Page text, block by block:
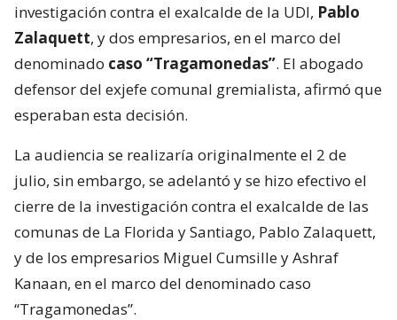
investigación contra el exalcalde de la UDI, Pablo
Zalaquett, y dos empresarios, en el marco del
denominado caso “Tragamonedas”. El abogado
defensor del exjefe comunal gremialista, afirmó que
esperaban esta decisión.
La audiencia se realizaría originalmente el 2 de
julio, sin embargo, se adelantó y se hizo efectivo el
cierre de la investigación contra el exalcalde de las
comunas de La Florida y Santiago, Pablo Zalaquett,
y de los empresarios Miguel Cumsille y Ashraf
Kanaan, en el marco del denominado caso
“Tragamonedas”.